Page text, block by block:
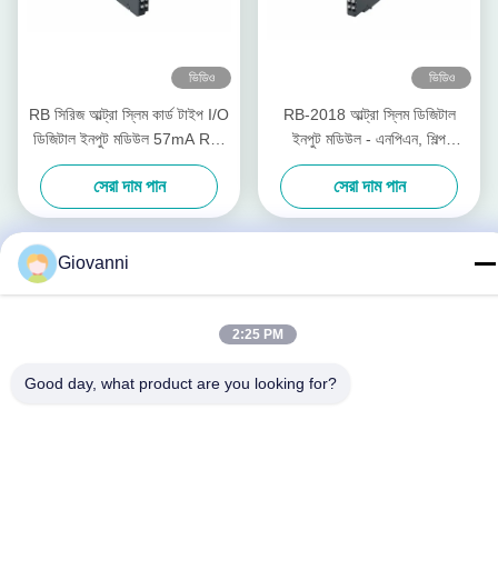
ভিডিও
RB সিরিজ আল্ট্রা স্লিম কার্ড টাইপ I/O
ডিজিটাল ইনপুট মডিউল 57mA RB-
200H কাস্টমাইজড
সেরা দাম পান
ভিডিও
RB-2018 আল্ট্রা স্লিম ডিজিটাল
ইনপুট মডিউল - এনপিএন, শিল্প
অটোমেশনের জন্য আরবি সিরিজের কার্ড
প্রকার I/O
সেরা দাম পান
Giovanni
2:25 PM
Good day, what product are you looking for?